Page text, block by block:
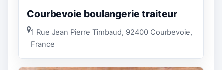
Courbevoie boulangerie traiteur
1 Rue Jean Pierre Timbaud, 92400 Courbevoie,
France